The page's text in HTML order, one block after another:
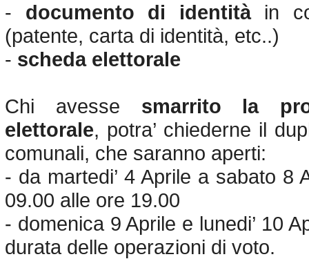
- documento di identità in
(patente, carta di identità, etc..)
- scheda elettorale
Chi avesse smarrito la
elettorale, potra’ chiederne il
comunali, che saranno aperti:
- da martedi’ 4 Aprile a sabato 8
09.00 alle ore 19.00
- domenica 9 Aprile e lunedi’ 10
durata delle operazioni di voto.